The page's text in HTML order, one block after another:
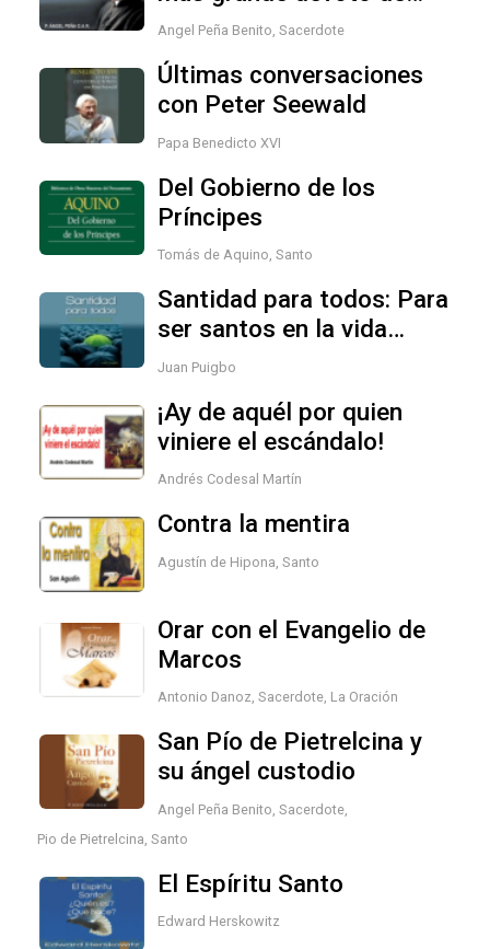
San José
Angel Peña Benito, Sacerdote
Últimas conversaciones
con Peter Seewald
Papa Benedicto XVI
Del Gobierno de los
Príncipes
Tomás de Aquino, Santo
Santidad para todos: Para
ser santos en la vida
ordinaria
Juan Puigbo
¡Ay de aquél por quien
viniere el escándalo!
Andrés Codesal Martín
Contra la mentira
Agustín de Hipona, Santo
Orar con el Evangelio de
Marcos
Antonio Danoz, Sacerdote, La Oración
San Pío de Pietrelcina y
su ángel custodio
Angel Peña Benito, Sacerdote,
Pio de Pietrelcina, Santo
El Espíritu Santo
Edward Herskowitz
Iniciar sesión con Linkedin
o
¿Has olvidado la contraseña?